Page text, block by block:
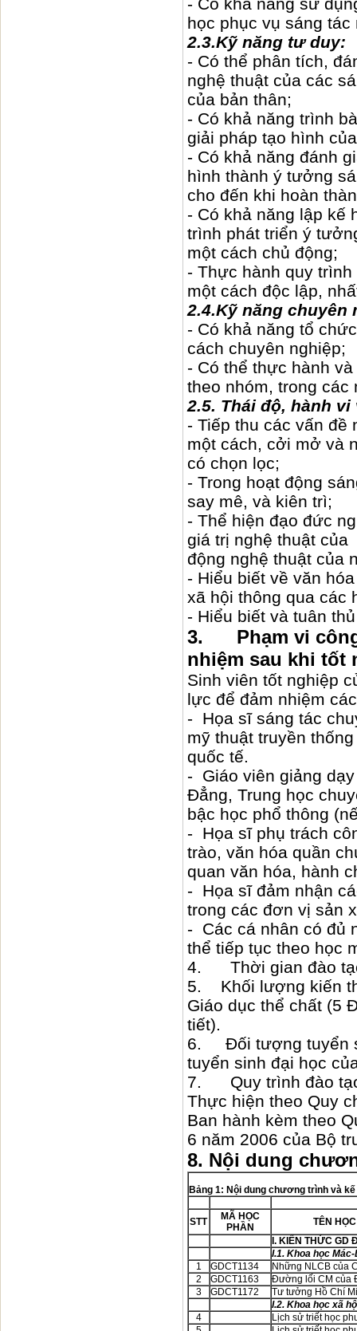
học phục vụ sáng
2.3.Kỹ năng tư duy:
- Có thể phân tích,
nghệ thuật của các
của bản thân;
- Có khả năng trình
giải pháp tạo hình
- Có khả năng đánh
hình thành ý tưởng
cho đến khi hoàn
- Có khả năng lập kế
trình phát triển ý
một cách chủ động;
- Thực hành quy
một cách độc lập,
2.4.Kỹ năng chuyên
- Có khả năng tổ
cách chuyên nghiệp;
- Có thể thực hành
theo nhóm, trong
2.5. Thái độ, hành
- Tiếp thu các vấn
một cách, cởi mở và
có chọn lọc;
- Trong hoạt động
say mê, và kiên trì;
- Thể hiện đạo đức
giá trị nghệ thuật của
động nghệ thuật của
- Hiểu biết về văn
xã hội thông qua các
- Hiểu biết và tuân
3. Phạm vi công
nhiệm sau khi tốt
Sinh viên tốt nghiệp
lực để đảm nhiệm
- Họa sĩ sáng tác
mỹ thuật truyền
quốc tế.
- Giáo viên giảng
Đẳng, Trung học
bậc học phổ thông
- Họa sĩ phụ trách
trào, văn hóa quần
quan văn hóa, hành
- Họa sĩ đảm nhận
trong các đơn vị sản
- Các cá nhân có đủ
thể tiếp tục theo học
4. Thời gian đào
5. Khối lượng kiến
Giáo dục thể chất (5
tiết).
6. Đối tượng tuyển
tuyển sinh đại học
7. Quy trình đào
Thực hiện theo Quy
Ban hành kèm theo
6 năm 2006 của Bộ
8. Nội dung
Bảng 1: Nội dung chương trình và
STT
MÃ HỌC
PHẦN
TÊN
I. KIẾN THỨC GD
I.1. Khoa học
1
GDCT1134
Những NLCB của
2
GDCT1163
Đường lối CM của
3
GDCT1172
Tư tưởng Hồ Chí
I.2. Khoa học xã
4
Lịch sử triết học